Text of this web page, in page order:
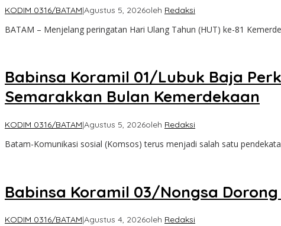
KODIM 0316/BATAM|Agustus 5, 2026oleh Redaksi
BATAM – Menjelang peringatan Hari Ulang Tahun (HUT) ke-81
Babinsa Koramil 01/Lubuk Baja
Semarakkan Bulan Kemerdekaan
KODIM 0316/BATAM|Agustus 5, 2026oleh Redaksi
Batam-Komunikasi sosial (Komsos) terus menjadi salah satu
Babinsa Koramil 03/Nongsa
KODIM 0316/BATAM|Agustus 4, 2026oleh Redaksi